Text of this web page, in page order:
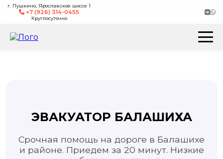
г. Пушкино, Ярославское шоссе 1
+7 (926) 314-0455
Круглосуточно
ЭВАКУАТОР БАЛАШИХА
Срочная помощь на дороге в Балашихе
и районе. Приедем за 20 минут. Низкие